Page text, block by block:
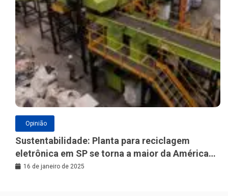
Opinião
Sustentabilidade: Planta para reciclagem
eletrônica em SP se torna a maior da América
Latina
16 de janeiro de 2025